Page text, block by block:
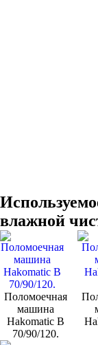
влажной
Поломоечная
машина
Hakomatic B
70/90/120.